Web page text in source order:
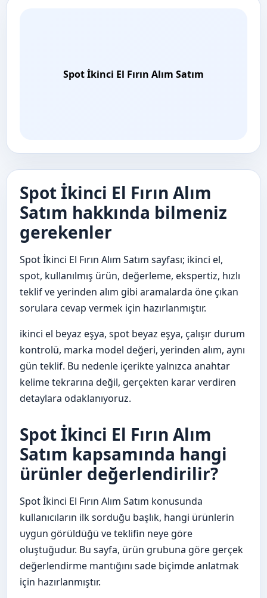
Spot İkinci El Fırın Alım Satım
Spot İkinci El Fırın Alım
Satım hakkında bilmeniz
gerekenler
Spot İkinci El Fırın Alım Satım sayfası; ikinci el,
spot, kullanılmış ürün, değerleme, ekspertiz, hızlı
teklif ve yerinden alım gibi aramalarda öne çıkan
sorulara cevap vermek için hazırlanmıştır.
ikinci el beyaz eşya, spot beyaz eşya, çalışır durum
kontrolü, marka model değeri, yerinden alım, aynı
gün teklif. Bu nedenle içerikte yalnızca anahtar
kelime tekrarına değil, gerçekten karar verdiren
detaylara odaklanıyoruz.
Spot İkinci El Fırın Alım
Satım kapsamında hangi
ürünler değerlendirilir?
Spot İkinci El Fırın Alım Satım konusunda
kullanıcıların ilk sorduğu başlık, hangi ürünlerin
uygun görüldüğü ve teklifin neye göre
oluştuğudur. Bu sayfa, ürün grubuna göre gerçek
değerlendirme mantığını sade biçimde anlatmak
için hazırlanmıştır.